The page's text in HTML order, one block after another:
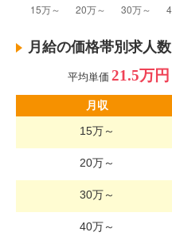
月給の価格帯別求人数
平均単価 21.5万円
月収
15万～
20万～
30万～
40万～